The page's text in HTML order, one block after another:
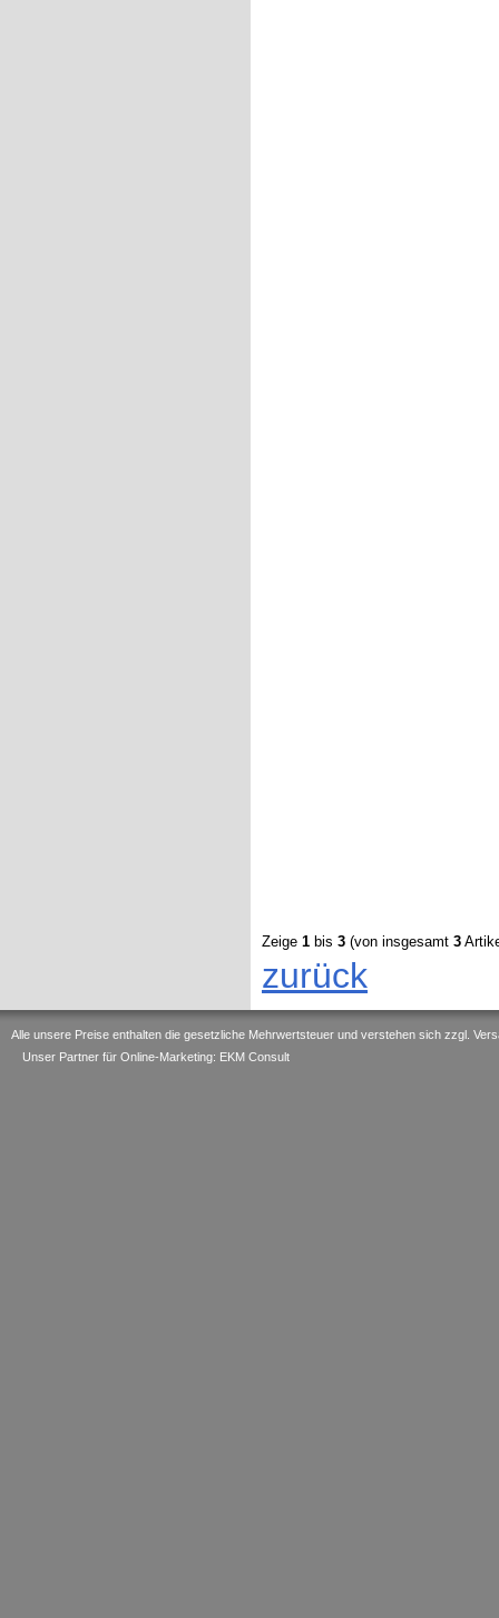
Zeige 1 bis 3 (von insgesamt 3
zurück
Alle unsere Preise enthalten die gesetzliche Mehrwertsteuer und verstehen sich zzgl.
Unser Partner für Online-Marketing: EKM Consult